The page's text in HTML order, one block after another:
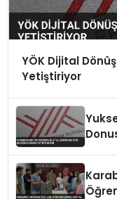
YÖK Dijital
Yetiştiriyor